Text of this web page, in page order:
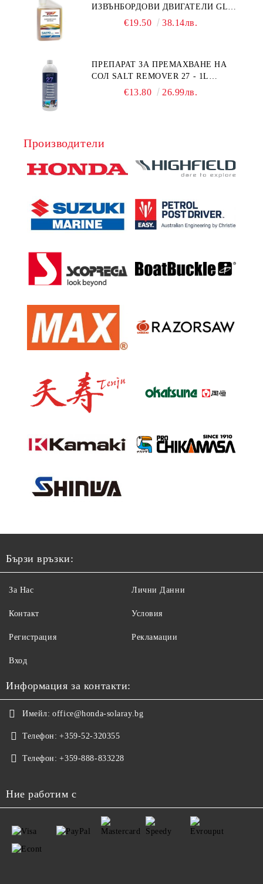
ИЗВЪНБОРДОВИ ДВИГАТЕЛИ GL4
HONDA MARINE 08251-999-102PRO
€19.50 38.14лв.
ПРЕПАРАТ ЗА ПРЕМАХВАНЕ НА
СОЛ SALT REMOVER 27 - 1L
NAUTIC CLEAN
€13.80 26.99лв.
Производители
Бързи връзки:
За Нас
Контакт
Регистрация
Вход
Лични Данни
Условия
Рекламации
Информация за контакти:
Имейл: office@honda-solaray.bg
Телефон: +359-52-320355
Телефон: +359-888-833228
Ние работим с